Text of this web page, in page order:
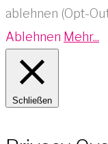
ablehnen (Opt-
Ablehnen Mehr...
Schließen